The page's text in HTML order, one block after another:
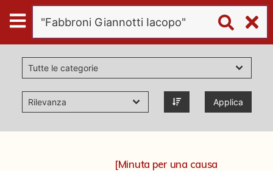
Digital
Humanities
Donazioni
Pubblicazioni Applica
[Minuta per una causa